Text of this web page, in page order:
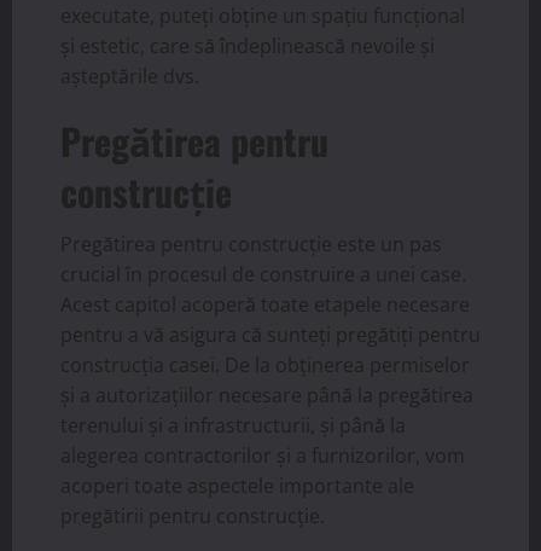
executate, puteți obține un spațiu funcțional
și estetic, care să îndeplinească nevoile și
așteptările dvs.
Pregătirea pentru
construcție
Pregătirea pentru construcție este un pas
crucial în procesul de construire a unei case.
Acest capitol acoperă toate etapele necesare
pentru a vă asigura că sunteți pregătiți pentru
construcția casei. De la obținerea permiselor
și a autorizațiilor necesare până la pregătirea
terenului și a infrastructurii, și până la
alegerea contractorilor și a furnizorilor, vom
acoperi toate aspectele importante ale
pregătirii pentru construcție.